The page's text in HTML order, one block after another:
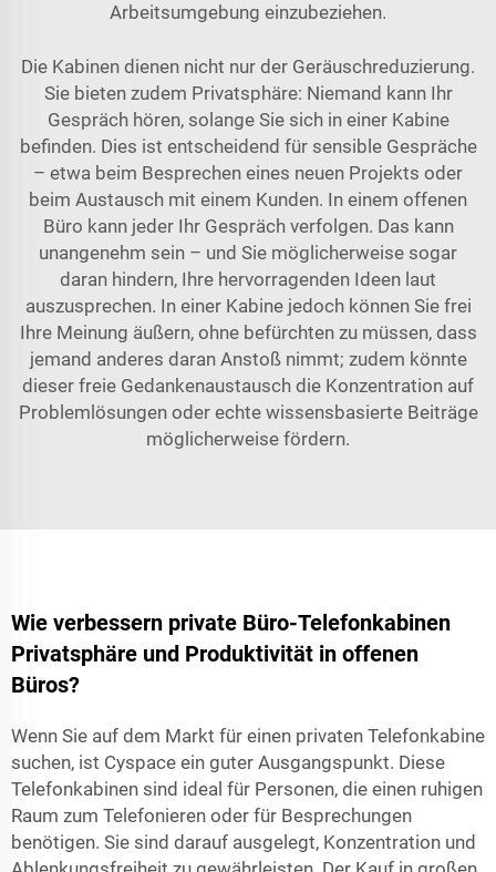
Arbeitsumgebung einzubeziehen.
Die Kabinen dienen nicht nur der Geräuschreduzierung.
Sie bieten zudem Privatsphäre: Niemand kann Ihr
Gespräch hören, solange Sie sich in einer Kabine
befinden. Dies ist entscheidend für sensible Gespräche
– etwa beim Besprechen eines neuen Projekts oder
beim Austausch mit einem Kunden. In einem offenen
Büro kann jeder Ihr Gespräch verfolgen. Das kann
unangenehm sein – und Sie möglicherweise sogar
daran hindern, Ihre hervorragenden Ideen laut
auszusprechen. In einer Kabine jedoch können Sie frei
Ihre Meinung äußern, ohne befürchten zu müssen, dass
jemand anderes daran Anstoß nimmt; zudem könnte
dieser freie Gedankenaustausch die Konzentration auf
Problemlösungen oder echte wissensbasierte Beiträge
möglicherweise fördern.
Wie verbessern private Büro-Telefonkabinen
Privatsphäre und Produktivität in offenen
Büros?
Wenn Sie auf dem Markt für einen privaten Telefonkabine
suchen, ist Cyspace ein guter Ausgangspunkt. Diese
Telefonkabinen sind ideal für Personen, die einen ruhigen
Raum zum Telefonieren oder für Besprechungen
benötigen. Sie sind darauf ausgelegt, Konzentration und